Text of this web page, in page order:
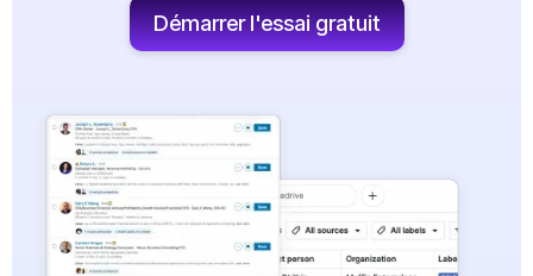
Démarrer l'essai gratuit